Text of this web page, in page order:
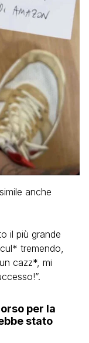
anche
il più grande
tremendo,
cazz*, mi
per la
stato